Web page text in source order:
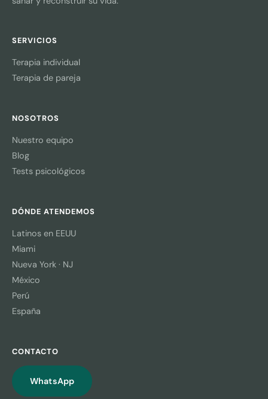
SERVICIOS
Terapia individual
Terapia de pareja
NOSOTROS
Nuestro equipo
Blog
Tests psicológicos
DÓNDE ATENDEMOS
Latinos en EEUU
Miami
Nueva York · NJ
México
Perú
España
CONTACTO
WhatsApp